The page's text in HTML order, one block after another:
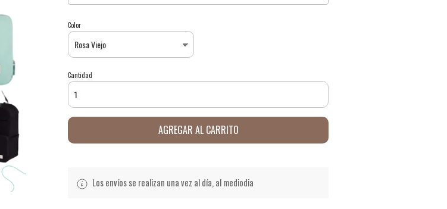
Color
Cantidad
AGREGAR AL CARRITO
Los envíos se realizan una vez al día, al mediodia